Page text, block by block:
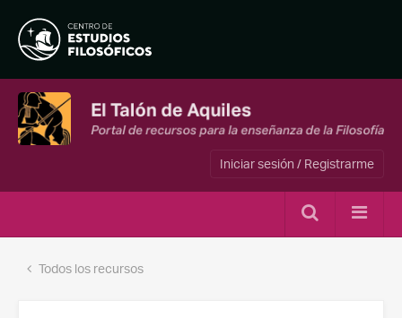
Iniciar sesión / Registrarme
Todos los recursos